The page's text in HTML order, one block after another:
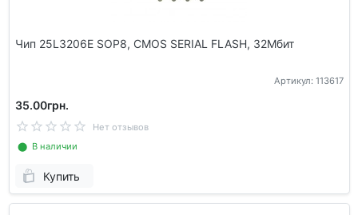
Чип 25L3206E SOP8, CMOS SERIAL FLASH, 32Мбит
Артикул: 113617
35.00грн.
Нет отзывов
⬤ В наличии
Купить